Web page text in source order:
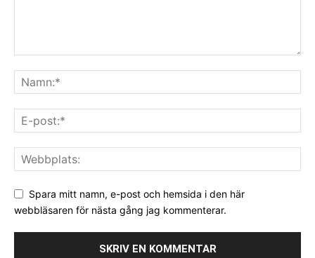
Spara mitt namn, e-post och hemsida i den här
webbläsaren för nästa gång jag kommenterar.